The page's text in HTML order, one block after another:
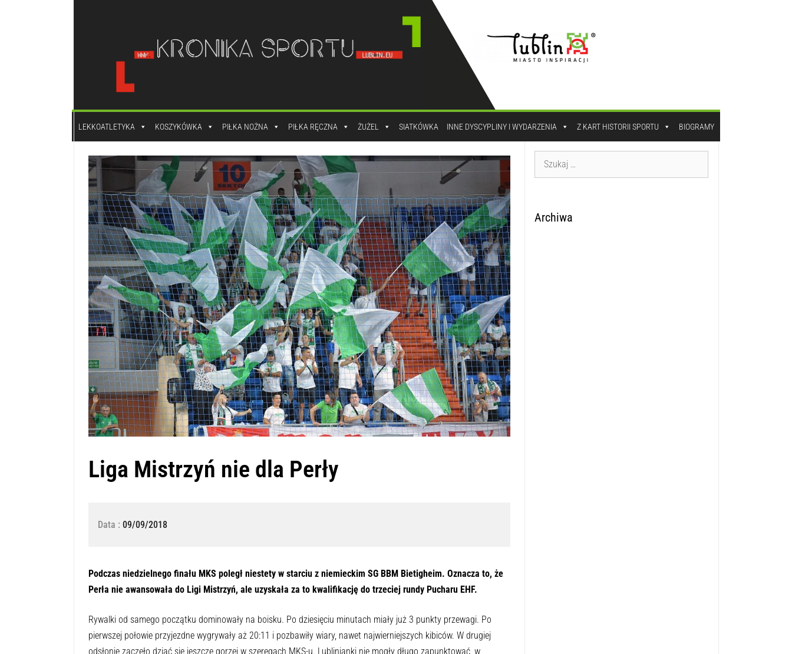
LEKKOATLETYKA KOSZYKÓWKA PIŁKA NOŻNA PIŁKA RĘCZNA ŻUŻEL SIATKÓWKA INNE DYSCYPLINY I WYDARZENIA Z KART HISTORII SPORTU BIOGRAMY
Liga Mistrzyń nie dla Perły
Data : 09/09/2018
Podczas niedzielnego finału MKS poległ niestety w starciu z niemieckim SG BBM Bietigheim. Oznacza to, że
Perła nie awansowała do Ligi Mistrzyń, ale uzyskała za to kwalifikację do trzeciej rundy Pucharu EHF.
Rywalki od samego początku dominowały na boisku. Po dziesięciu minutach miały już 3 punkty przewagi. Po
pierwszej połowie przyjezdne wygrywały aż 20:11 i pozbawiły wiary, nawet najwierniejszych kibiców. W drugiej
odsłonie zaczęło dziać się jeszcze gorzej w szeregach MKS-u. Lublinianki nie mogły długo zapunktować, w
Archiwa